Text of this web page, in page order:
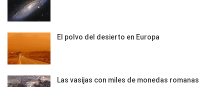
El polvo del desierto en Europa
Las vasijas con miles de monedas romanas